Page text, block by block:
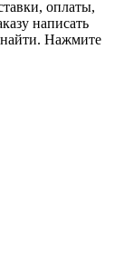
оплаты,
написать
Нажмите